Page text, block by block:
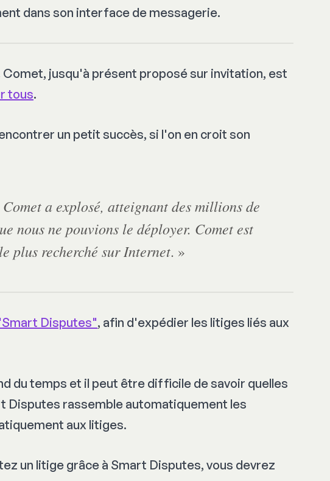
dans son interface de messagerie.
Comet, jusqu'à présent proposé sur invitation, est
tous.
un petit succès, si l'on en croit son
a explosé, atteignant des millions de
nous ne pouvions le déployer. Comet est
plus recherché sur Internet. »
Disputes", afin d'expédier les litiges liés aux
du temps et il peut être difficile de savoir quelles
Disputes rassemble automatiquement les
aux litiges.
un litige grâce à Smart Disputes, vous devrez